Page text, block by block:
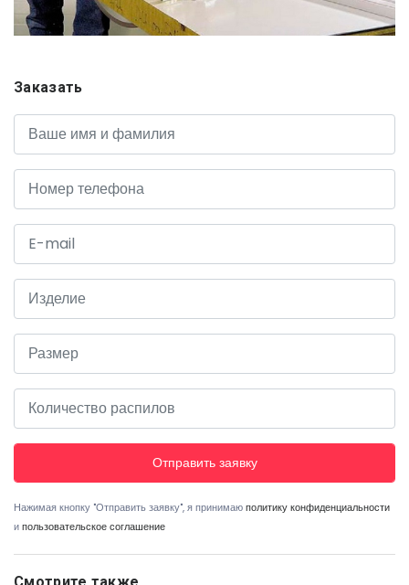
Заказать
Отправить заявку
Нажимая кнопку "Отправить заявку", я принимаюполитику конфиденциаль­ности
ипользовательское соглашение